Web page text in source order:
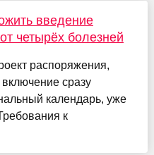
введение
четырёх болезней
распоряжения,
сразу
календарь, уже
к